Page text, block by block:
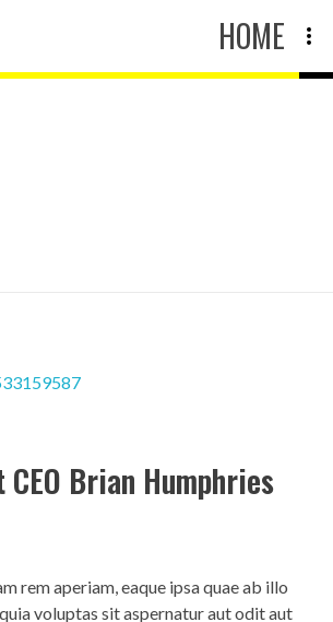
HOME
Brian Humphries
rem aperiam, eaque ipsa quae ab illo
voluptas sit aspernatur aut odit aut